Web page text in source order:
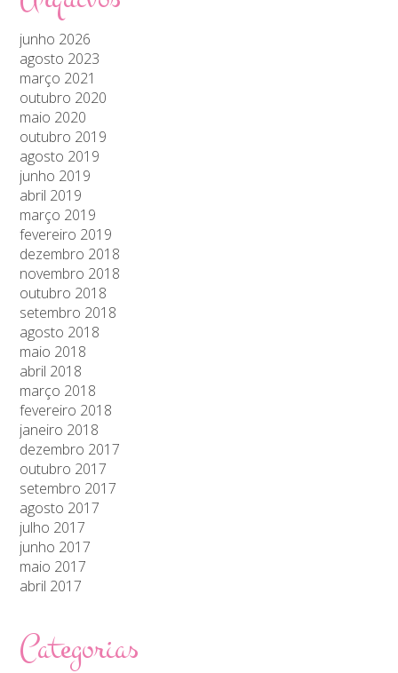
junho 2026
agosto 2023
março 2021
outubro 2020
maio 2020
outubro 2019
agosto 2019
junho 2019
abril 2019
março 2019
fevereiro 2019
dezembro 2018
novembro 2018
outubro 2018
setembro 2018
agosto 2018
maio 2018
abril 2018
março 2018
fevereiro 2018
janeiro 2018
dezembro 2017
outubro 2017
setembro 2017
agosto 2017
julho 2017
junho 2017
maio 2017
abril 2017
Categorias